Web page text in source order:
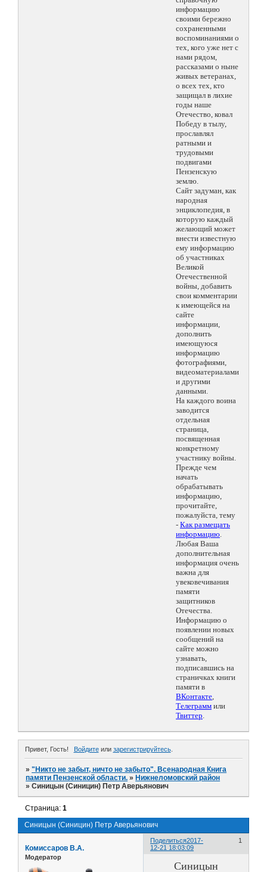
информацию
своими бережно
сохраненными
воспоминаниями о
тех, кого уже нет с
нами рядом,
рассказами о ныне
живых ветеранах,
о всех тех, кто
защищал в лихие
годы наше
Отечество, ковал
Победу в тылу,
прославлял
ратными и
трудовыми
подвигами
Пензенскую
землю.
Сайт задуман, как
народная
энциклопедия, в
которую каждый
желающий может
внести известную
ему информацию
об участниках
Великой
Отечественной
войны, добавить
свои комментарии
к имеющейся на
сайте
информации,
дополнить
имеющуюся
информацию
фотографиями,
видеоматериалами
и другими
данными.
На каждого воина
заводится
отдельная
страница,
посвященная
конкретному
участнику войны.
Прежде чем
начать
обрабатывать
информацию,
прочитайте,
пожалуйста, тему
- Как размещать
информацию.
Любая Ваша
дополнительная
информация очень
важна для
увековечивания
памяти
защитников
Отечества.
Информацию о
появлении новых
сообщений на
сайте можно
узнавать,
подписавшись на
страничках книги
памяти в
ВКонтакте,
Телеграмм или
Твиттер.
Привет, Гость! Войдитеили зарегистрируйтесь.
»"Никто не забыт, ничто не забыто". Всенародная Книга
памяти Пензенской области. » Нижнеломовский район
»Синицын (Синицин) Петр Аверьянович
Синицын (Синицин) Петр Аверьянович
Страница:1
Поделиться 1
2017-
12-21 18:03:09
Комиссаров В.А.
Модератор
Синицын